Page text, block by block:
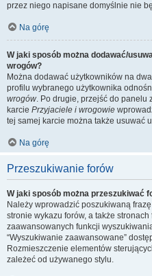
przez niego napisane domyślnie nie
Na górę
W jaki sposób można dodawać/
wrogów?
Można dodawać użytkowników na
profilu wybranego użytkownika
wrogów. Po drugie, przejść do panelu
karcie Przyjaciele i wrogowie
tej samej karcie można także usuwać
Na górę
Przeszukiwanie forów
W jaki sposób można przeszukiwać
Należy wprowadzić poszukiwaną
stronie wykazu forów, a także
zaawansowanych funkcji
“Wyszukiwanie zaawansowane”
Rozmieszczenie elementów
zależeć od używanego stylu.